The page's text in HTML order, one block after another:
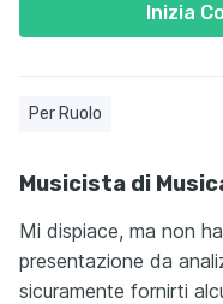
Inizia
Per Ruolo
Musicista di
Mi dispiace, ma non
presentazione da
sicuramente fornirti